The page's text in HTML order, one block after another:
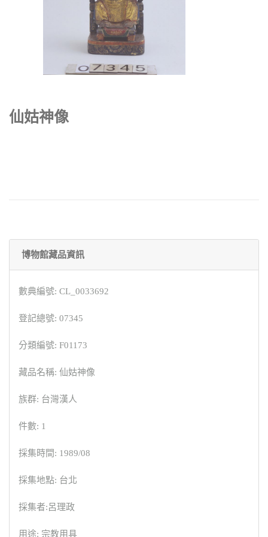
仙姑神像
博物館藏品資訊
數典編號: CL_0033692
登記總號: 07345
分類編號: F01173
藏品名稱: 仙姑神像
族群: 台灣漢人
件數: 1
採集時間: 1989/08
採集地點: 台北
採集者:呂理政
用途: 宗教用具